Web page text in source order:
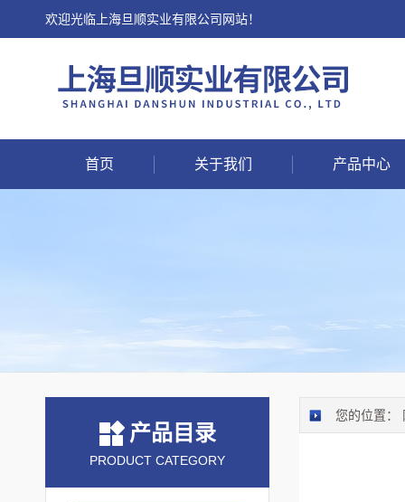
欢迎光临上海旦顺实业有限公司网站！
首页 关于我们 产品中心
产品目录
PRODUCT CATEGORY
您的位置：